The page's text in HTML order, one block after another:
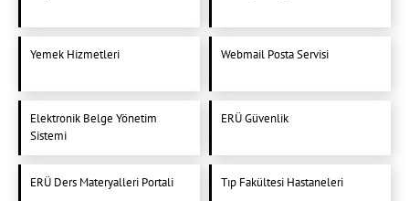
Yemek Hizmetleri Webmail Posta Servisi
Elektronik Belge Yönetim
Sistemi
ERÜ Güvenlik
ERÜ Ders Materyalleri Portali Tıp Fakültesi Hastaneleri